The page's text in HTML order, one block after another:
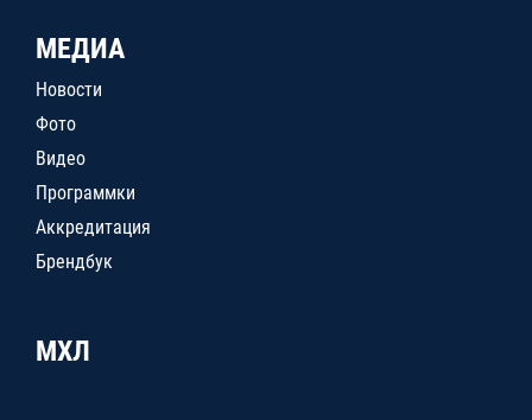
МЕДИА
Новости
Фото
Видео
Программки
Аккредитация
Брендбук
МХЛ